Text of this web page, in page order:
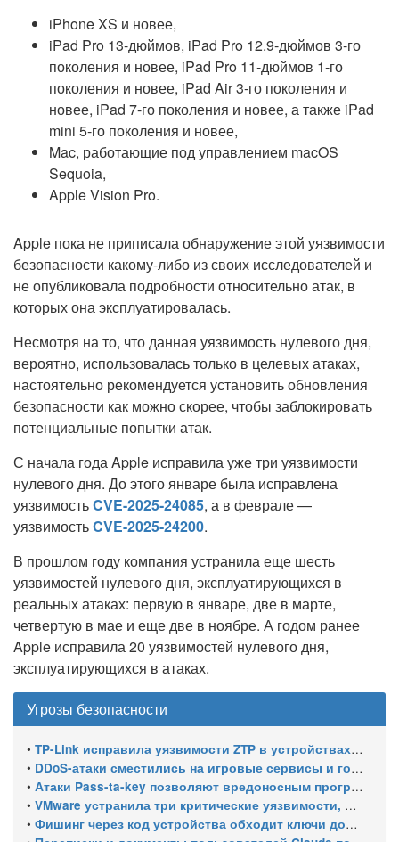
iPhone XS и новее,
iPad Pro 13-дюймов, iPad Pro 12.9-дюймов 3-го
поколения и новее, iPad Pro 11-дюймов 1-го
поколения и новее, iPad Air 3-го поколения и
новее, iPad 7-го поколения и новее, а также iPad
mini 5-го поколения и новее,
Mac, работающие под управлением macOS
Sequoia,
Apple Vision Pro.
Apple пока не приписала обнаружение этой уязвимости
безопасности какому-либо из своих исследователей и
не опубликовала подробности относительно атак, в
которых она эксплуатировалась.
Несмотря на то, что данная уязвимость нулевого дня,
вероятно, использовалась только в целевых атаках,
настоятельно рекомендуется установить обновления
безопасности как можно скорее, чтобы заблокировать
потенциальные попытки атак.
С начала года Apple исправила уже три уязвимости
нулевого дня. До этого январе была исправлена
уязвимостьCVE-2025-24085, а в феврале —
уязвимостьCVE-2025-24200.
В прошлом году компания устранила еще шесть
уязвимостей нулевого дня, эксплуатирующихся в
реальных атаках: первую в январе, две в марте,
четвертую в мае и еще две в ноябре. А годом ранее
Apple исправила 20 уязвимостей нулевого дня,
эксплуатирующихся в атаках.
Угрозы безопасности
• TP-Link исправила уязвимости ZTP в устройствах Omada
• DDoS-атаки сместились на игровые сервисы и госсектор, а каждая третья длится дольше суток
• Атаки Pass-ta-key позволяют вредоносным программам похищать синхронизированные ключи доступа Google
• VMware устранила три критические уязвимости, позволяющие обходить аутентификацию и выходить из виртуальной машины
• Фишинг через код устройства обходит ключи доступа Microsoft